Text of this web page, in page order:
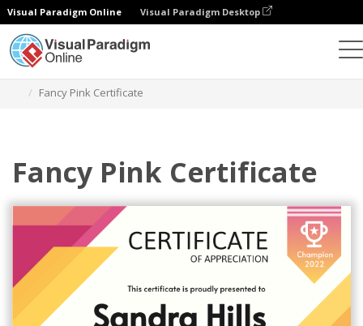
Visual Paradigm Online Visual Paradigm Desktop
Fancy Pink Certificate
Fancy Pink Certificate